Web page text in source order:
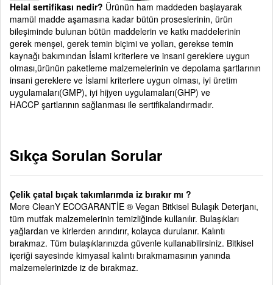
Helal sertifikası nedir? Ürünün ham maddeden başlayarak
mamül madde aşamasına kadar bütün proseslerinin, ürün
bileşiminde bulunan bütün maddelerin ve katkı maddelerinin
gerek menşei, gerek temin biçimi ve yolları, gerekse temin
kaynağı bakımından İslami kriterlere ve insani gereklere uygun
olması,ürünün paketleme malzemelerinin ve depolama şartlarının
insani gereklere ve İslami kriterlere uygun olması, iyi üretim
uygulamaları(GMP), iyi hijyen uygulamaları(GHP) ve
HACCP şartlarının sağlanması ile sertifikalandırmadır.
Sıkça Sorulan Sorular
Çelik çatal bıçak takımlarımda iz bırakır mı ?
More CleanY ECOGARANTİE ® Vegan Bitkisel Bulaşık Deterjanı,
tüm mutfak malzemelerinin temizliğinde kullanılır. Bulaşıkları
yağlardan ve kirlerden arındırır, kolayca durulanır. Kalıntı
bırakmaz. Tüm bulaşıklarınızda güvenle kullanabilirsiniz. Bitkisel
içeriği sayesinde kimyasal kalıntı bırakmamasının yanında
malzemelerinizde iz de bırakmaz.